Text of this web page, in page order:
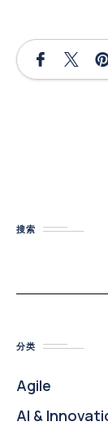
搜索
分类
Agile
AI &